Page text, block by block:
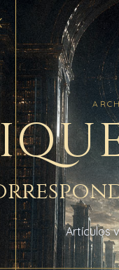
Artículos